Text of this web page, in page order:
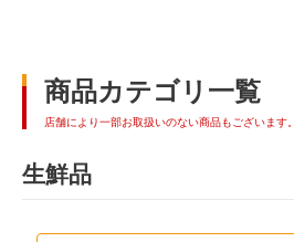
商品カテゴリ一覧
店舗により一部お取扱いのない商品もございます。
生鮮品